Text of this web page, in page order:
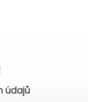
údajů